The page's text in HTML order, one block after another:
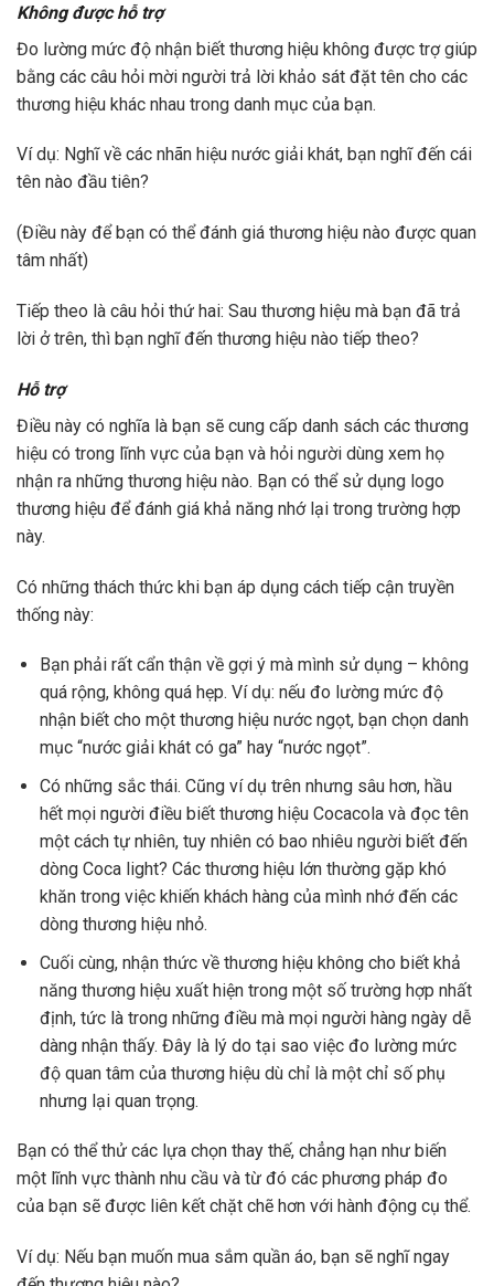
Không được hỗ trợ
Đo lường mức độ nhận biết thương hiệu không được trợ giúp
bằng các câu hỏi mời người trả lời khảo sát đặt tên cho các
thương hiệu khác nhau trong danh mục của bạn.
Ví dụ: Nghĩ về các nhãn hiệu nước giải khát, bạn nghĩ đến cái
tên nào đầu tiên?
(Điều này để bạn có thể đánh giá thương hiệu nào được quan
tâm nhất)
Tiếp theo là câu hỏi thứ hai: Sau thương hiệu mà bạn đã trả
lời ở trên, thì bạn nghĩ đến thương hiệu nào tiếp theo?
Hỗ trợ
Điều này có nghĩa là bạn sẽ cung cấp danh sách các thương
hiệu có trong lĩnh vực của bạn và hỏi người dùng xem họ
nhận ra những thương hiệu nào. Bạn có thể sử dụng logo
thương hiệu để đánh giá khả năng nhớ lại trong trường hợp
này.
Có những thách thức khi bạn áp dụng cách tiếp cận truyền
thống này:
Bạn phải rất cẩn thận về gợi ý mà mình sử dụng – không
quá rộng, không quá hẹp. Ví dụ: nếu đo lường mức độ
nhận biết cho một thương hiệu nước ngọt, bạn chọn danh
mục “nước giải khát có ga” hay “nước ngọt”.
Có những sắc thái. Cũng ví dụ trên nhưng sâu hơn, hầu
hết mọi người điều biết thương hiệu Cocacola và đọc tên
một cách tự nhiên, tuy nhiên có bao nhiêu người biết đến
dòng Coca light? Các thương hiệu lớn thường gặp khó
khăn trong việc khiến khách hàng của mình nhớ đến các
dòng thương hiệu nhỏ.
Cuối cùng, nhận thức về thương hiệu không cho biết khả
năng thương hiệu xuất hiện trong một số trường hợp nhất
định, tức là trong những điều mà mọi người hàng ngày dễ
dàng nhận thấy. Đây là lý do tại sao việc đo lường mức
độ quan tâm của thương hiệu dù chỉ là một chỉ số phụ
nhưng lại quan trọng.
Bạn có thể thử các lựa chọn thay thế, chẳng hạn như biến
một lĩnh vực thành nhu cầu và từ đó các phương pháp đo
của bạn sẽ được liên kết chặt chẽ hơn với hành động cụ thể.
Ví dụ: Nếu bạn muốn mua sắm quần áo, bạn sẽ nghĩ ngay